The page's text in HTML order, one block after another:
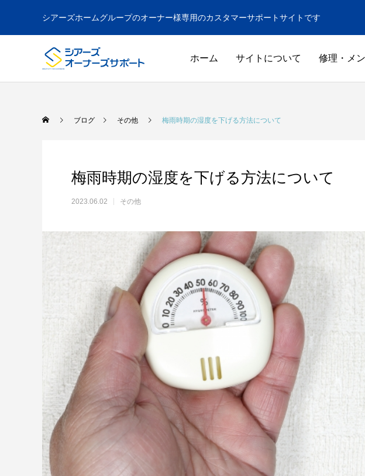
シアーズホームグループのオーナー様専用のカスタマーサポートサイトです
ホーム サイトについて 修理・メ
GUIDE
ブログ その他 梅雨時期の湿度を下げる方法について
梅雨時期の湿度を下げる方法について
2023.06.02 その他